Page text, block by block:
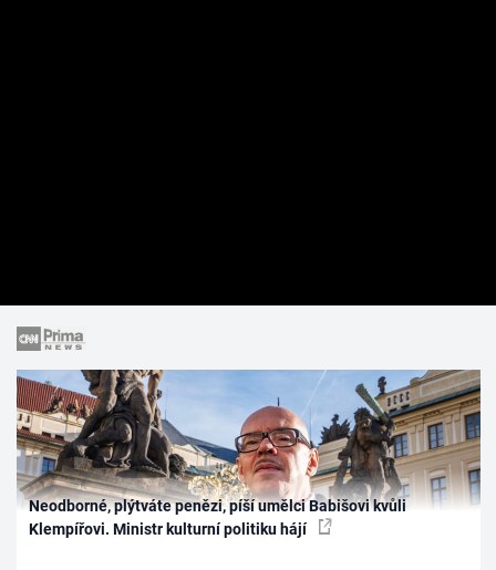
Neodborné, plýtváte penězi, píší umělci Babišovi kvůli
Klempířovi. Ministr kulturní politiku hájí